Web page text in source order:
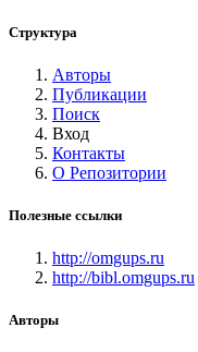
Структура
Авторы
Публикации
Поиск
Вход
Контакты
О Репозитории
Полезные ссылки
http://omgups.ru
http://bibl.omgups.ru
Авторы